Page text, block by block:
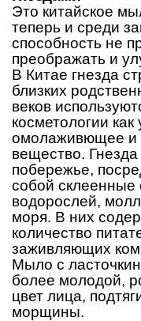
Это китайское
теперь и среди
способность не
преображать и
В Китае гнезда
близких
веков
косметологии как
омолаживющее и
вещество.
побережье,
собой склеенные
водорослей,
моря. В них
количество
заживляющих
Мыло с
более молодой,
цвет лица,
морщины.